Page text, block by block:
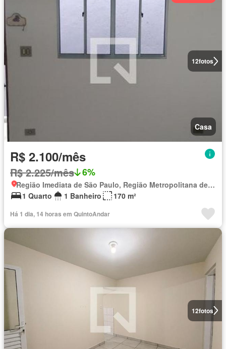
12fotos
Casa
R$ 2.100/mês
R$ 2.225/mês 6%
Região Imediata de São Paulo, Região Metropolitana de São Paulo
1 Quarto
1 Banheiro 170 m²
Há 1 dia, 14 horas em QuintoAndar
12fotos